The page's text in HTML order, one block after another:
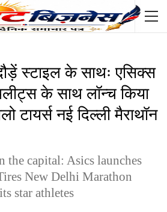
स्टाइल के साथः एसिक्स
के साथ लॉन्च किया
टायर्स नई दिल्ली मैराथॉन
the capital: Asics launches
New Delhi Marathon
star athletes